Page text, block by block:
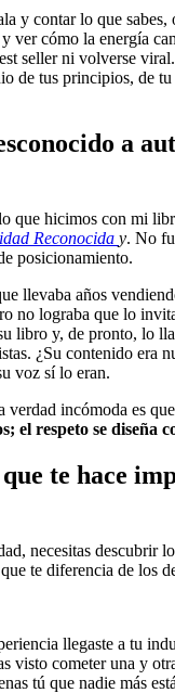
y contar lo que sabes,
ver cómo la energía
seller ni volverse
de tus principios, de
a
que hicimos con mi
Reconocida y. No
posicionamiento.
llevaba años
no lograba que lo
libro y, de pronto, lo
¿Su contenido era
voz sí lo eran.
verdad incómoda es que
el respeto se diseña
te hace
necesitas descubrir
te diferencia de los
llegaste a tu
visto cometer una y
tú que nadie más